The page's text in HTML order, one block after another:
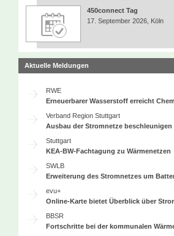
450connect Tag
17. September 2026, Köln
Aktuelle Meldungen
RWE
Erneuerbarer Wasserstoff erreicht
Verband Region Stuttgart
Ausbau der Stromnetze beschleunigen
Stuttgart
KEA-BW-Fachtagung zu Wärmenetzen
SWLB
Erweiterung des Stromnetzes um
evu+
Online-Karte bietet Überblick über
BBSR
Fortschritte bei der kommunalen